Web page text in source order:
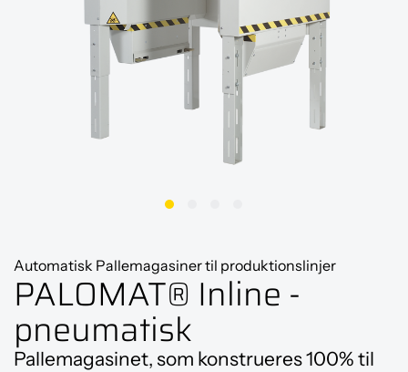
Automatisk Pallemagasiner til produktionslinjer
PALOMAT® Inline -
pneumatisk
Pallemagasinet, som konstrueres 100% til